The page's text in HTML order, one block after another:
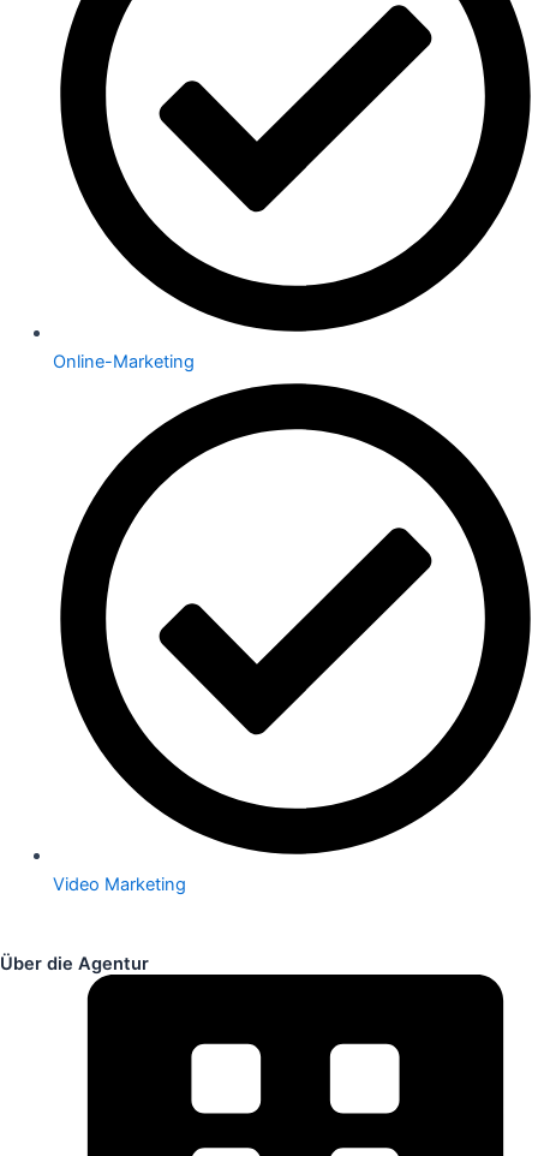
Online-Marketing
Video Marketing
Über die Agentur